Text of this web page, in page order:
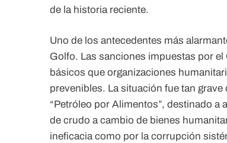
de la historia reciente.
Uno de los antecedentes más
Golfo. Las sanciones impuestas por el
básicos que organizaciones
prevenibles. La situación fue tan
“Petróleo por Alimentos”, destinado
de crudo a cambio de bienes
ineficacia como por la corrupción